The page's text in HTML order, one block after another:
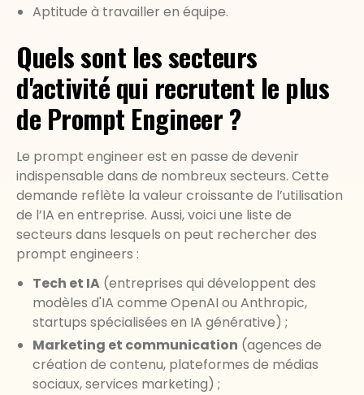
Aptitude à travailler en équipe.
Quels sont les secteurs
d'activité qui recrutent le plus
de Prompt Engineer ?
Le prompt engineer est en passe de devenir
indispensable dans de nombreux secteurs. Cette
demande reflète la valeur croissante de l’utilisation
de l’IA en entreprise. Aussi, voici une liste de
secteurs dans lesquels on peut rechercher des
prompt engineers :
Tech et IA (entreprises qui développent des
modèles d'IA comme OpenAI ou Anthropic,
startups spécialisées en IA générative) ;
Marketing et communication (agences de
création de contenu, plateformes de médias
sociaux, services marketing) ;